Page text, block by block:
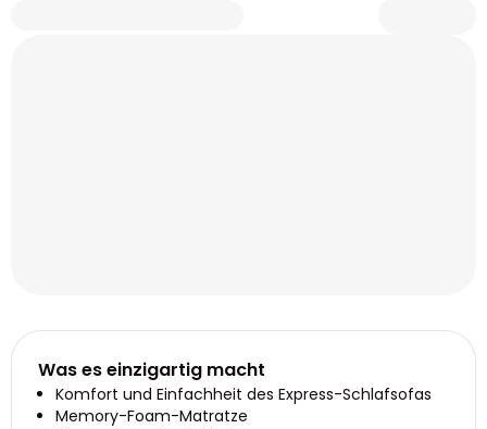
Was es einzigartig macht
Komfort und Einfachheit des Express-Schlafsofas
Memory-Foam-Matratze